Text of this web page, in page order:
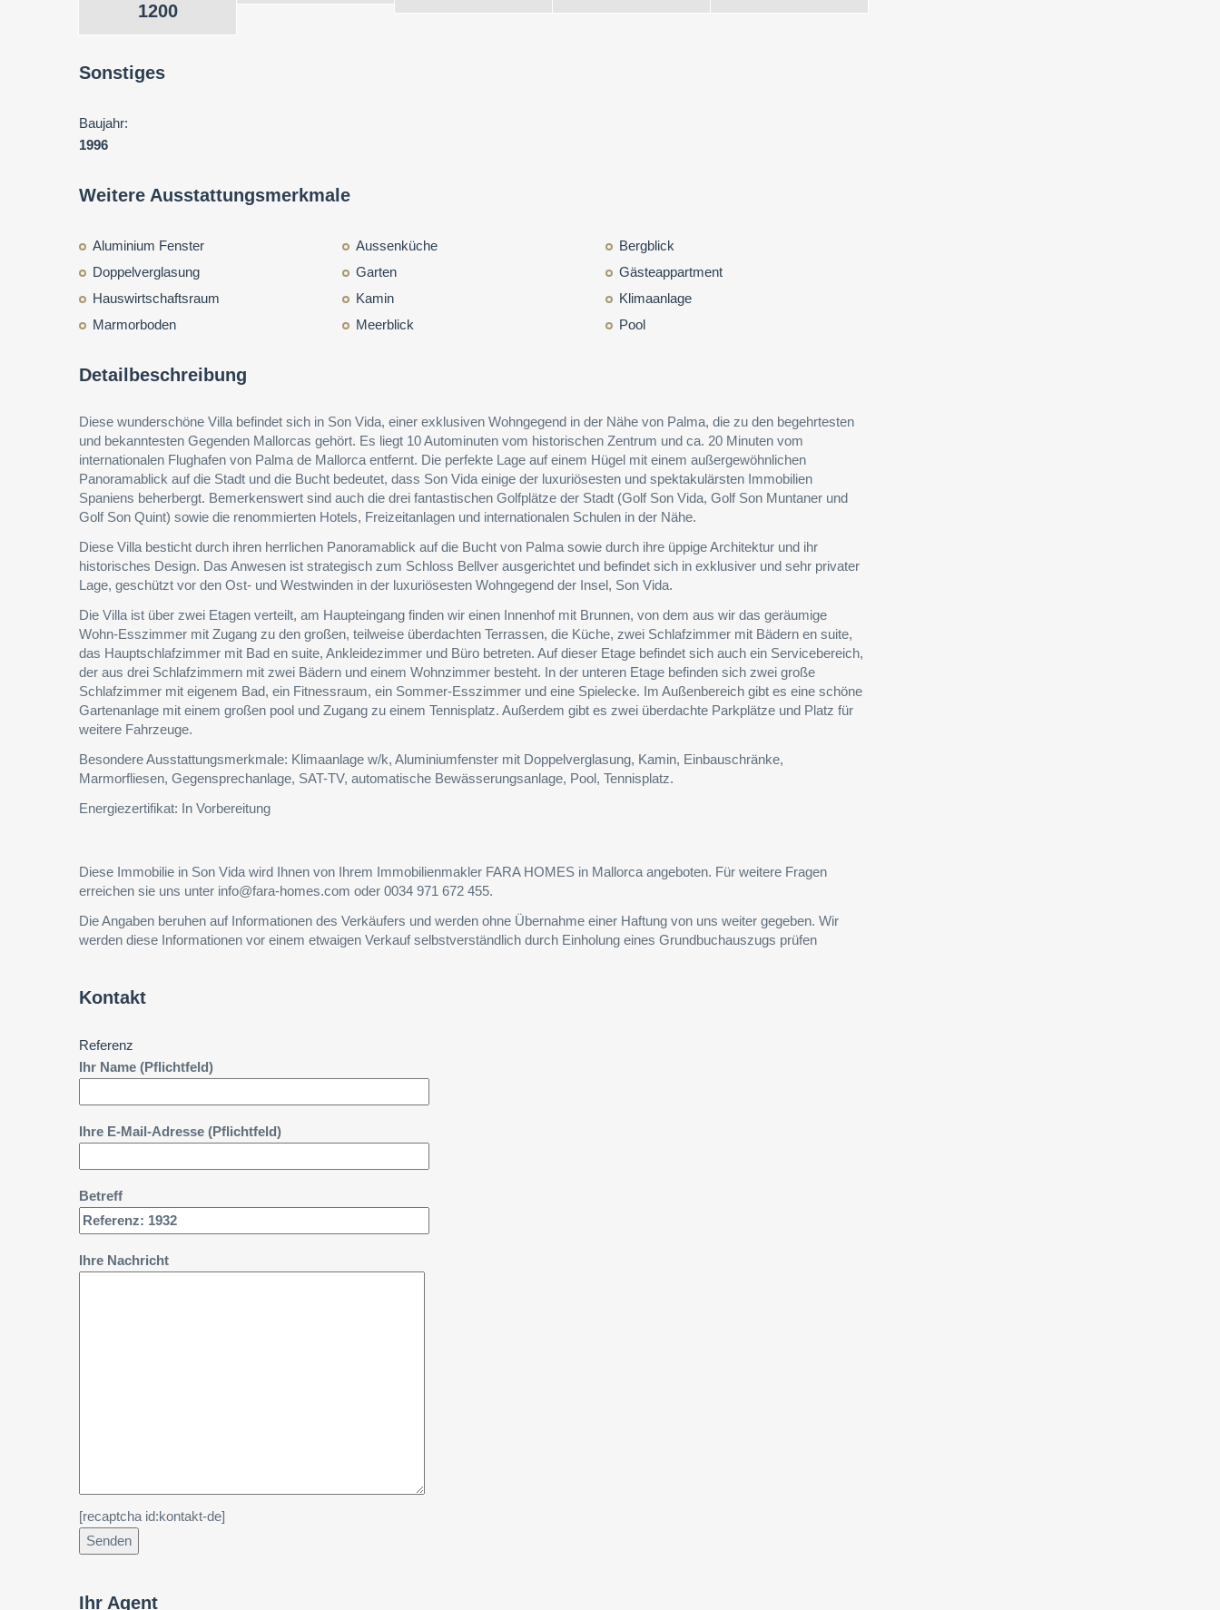
1200
Sonstiges
Baujahr:
1996
Weitere Ausstattungsmerkmale
Aluminium Fenster Aussenküche
Bergblick
Doppelverglasung
Garten
Gästeappartment
Hauswirtschaftsraum
Kamin
Klimaanlage
Marmorboden
Meerblick Pool
Detailbeschreibung
Diese wunderschöne Villa befindet sich in Son Vida, einer exklusiven Wohngegend in der Nähe von Palma, die zu den begehrtesten
und bekanntesten Gegenden Mallorcas gehört. Es liegt 10 Autominuten vom historischen Zentrum und ca. 20 Minuten vom
internationalen Flughafen von Palma de Mallorca entfernt. Die perfekte Lage auf einem Hügel mit einem außergewöhnlichen
Panoramablick auf die Stadt und die Bucht bedeutet, dass Son Vida einige der luxuriösesten und spektakulärsten Immobilien
Spaniens beherbergt. Bemerkenswert sind auch die drei fantastischen Golfplätze der Stadt (Golf Son Vida, Golf Son Muntaner und
Golf Son Quint) sowie die renommierten Hotels, Freizeitanlagen und internationalen Schulen in der Nähe.
Diese Villa besticht durch ihren herrlichen Panoramablick auf die Bucht von Palma sowie durch ihre üppige Architektur und ihr
historisches Design. Das Anwesen ist strategisch zum Schloss Bellver ausgerichtet und befindet sich in exklusiver und sehr privater
Lage, geschützt vor den Ost- und Westwinden in der luxuriösesten Wohngegend der Insel, Son Vida.
Die Villa ist über zwei Etagen verteilt, am Haupteingang finden wir einen Innenhof mit Brunnen, von dem aus wir das geräumige
Wohn-Esszimmer mit Zugang zu den großen, teilweise überdachten Terrassen, die Küche, zwei Schlafzimmer mit Bädern en suite,
das Hauptschlafzimmer mit Bad en suite, Ankleidezimmer und Büro betreten. Auf dieser Etage befindet sich auch ein Servicebereich,
der aus drei Schlafzimmern mit zwei Bädern und einem Wohnzimmer besteht. In der unteren Etage befinden sich zwei große
Schlafzimmer mit eigenem Bad, ein Fitnessraum, ein Sommer-Esszimmer und eine Spielecke. Im Außenbereich gibt es eine schöne
Gartenanlage mit einem großen pool und Zugang zu einem Tennisplatz. Außerdem gibt es zwei überdachte Parkplätze und Platz für
weitere Fahrzeuge.
Besondere Ausstattungsmerkmale: Klimaanlage w/k, Aluminiumfenster mit Doppelverglasung, Kamin, Einbauschränke,
Marmorfliesen, Gegensprechanlage, SAT-TV, automatische Bewässerungsanlage, Pool, Tennisplatz.
Energiezertifikat: In Vorbereitung
Diese Immobilie in Son Vida wird Ihnen von Ihrem Immobilienmakler FARA HOMES in Mallorca angeboten. Für weitere Fragen
erreichen sie uns unter info@fara-homes.com oder 0034 971 672 455.
Die Angaben beruhen auf Informationen des Verkäufers und werden ohne Übernahme einer Haftung von uns weiter gegeben. Wir
werden diese Informationen vor einem etwaigen Verkauf selbstverständlich durch Einholung eines Grundbuchauszugs prüfen
Kontakt
Referenz
Ihr Name (Pflichtfeld)
Ihre E-Mail-Adresse (Pflichtfeld)
Betreff
Ihre Nachricht
[recaptcha id:kontakt-de]
Ihr Agent